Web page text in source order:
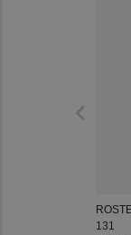
131